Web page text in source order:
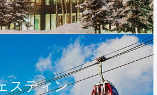
スティン